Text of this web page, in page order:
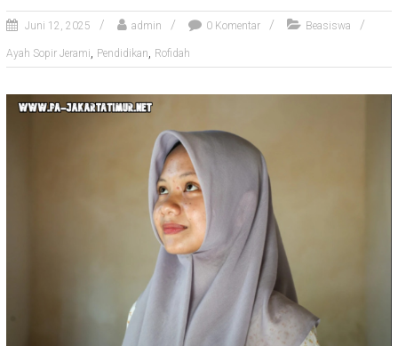
Juni 12, 2025 admin 0 Komentar Beasiswa
Ayah Sopir Jerami, Pendidikan, Rofidah